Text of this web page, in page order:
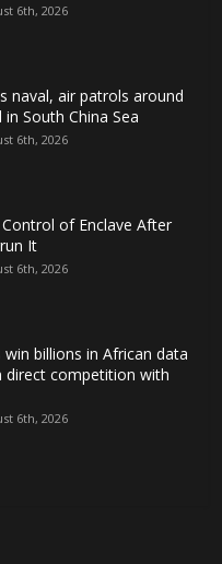
6th, 2026
naval, air patrols around
South China Sea
6th, 2026
Control of Enclave After
It
6th, 2026
win billions in African data
direct competition with
6th, 2026
Iran and North Korea